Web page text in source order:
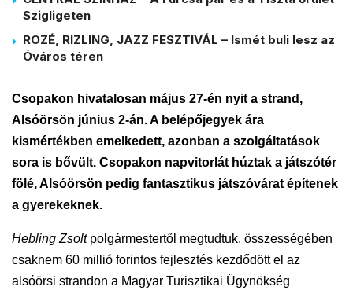
Szigligeten
ROZÉ, RIZLING, JAZZ FESZTIVÁL – Ismét buli lesz az
Óváros téren
Csopakon hivatalosan május 27-én nyit a strand,
Alsóörsön június 2-án. A belépőjegyek ára
kismértékben emelkedett, azonban a szolgáltatások
sora is bővült. Csopakon napvitorlát húztak a játszótér
fölé, Alsóörsön pedig fantasztikus játszóvárat építenek
a gyerekeknek.
Hebling Zsolt polgármestertől megtudtuk, összességében
csaknem 60 millió forintos fejlesztés kezdődött el az
alsóörsi strandon a Magyar Turisztikai Ügynökség